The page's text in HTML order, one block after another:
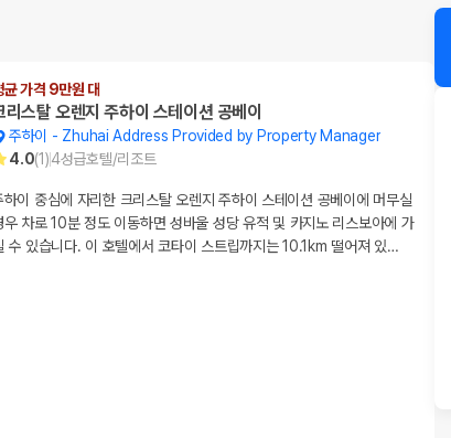
균 가격 9만원 대
리스탈 오렌지 주하이 스테이션 공베이
주하이 - Zhuhai Address Provided by Property Manager
4.0(1)4성급호텔/리조트
하이 중심에 자리한 크리스탈 오렌지 주하이 스테이션 공베이에 머무실
우 차로 10분 정도 이동하면 성바울 성당 유적 및 카지노 리스보아에 가
수 있습니다. 이 호텔에서 코타이 스트립까지는 10.1km 떨어져 있…